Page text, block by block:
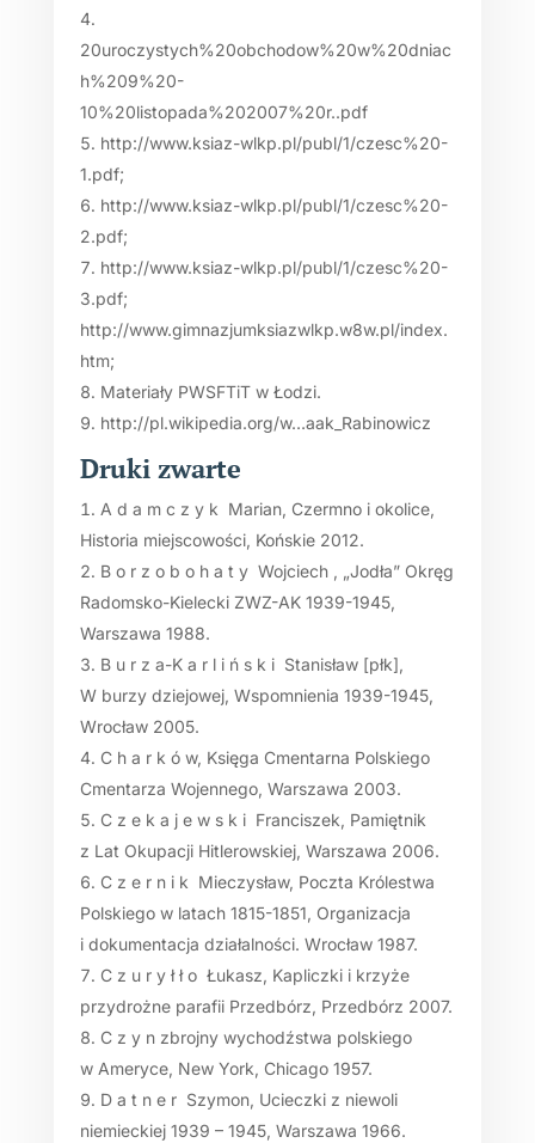
20uroczystych%20obchodow%20w%20dniac
h%209%20-
10%20listopada%202007%20r..pdf
http://www.ksiaz-wlkp.pl/publ/1/czesc%20-
1.pdf;
http://www.ksiaz-wlkp.pl/publ/1/czesc%20-
2.pdf;
http://www.ksiaz-wlkp.pl/publ/1/czesc%20-
3.pdf;
http://www.gimnazjumksiazwlkp.w8w.pl/index.
htm;
Materiały PWSFTiT w Łodzi.
http://pl.wikipedia.org/w…aak_Rabinowicz
Druki zwarte
A d a m c z y k Marian, Czermno i okolice,
Historia miejscowości, Końskie 2012.
B o r z o b o h a t y Wojciech , „Jodła” Okręg
Radomsko-Kielecki ZWZ-AK 1939-1945,
Warszawa 1988.
B u r z a-K a r l i ń s k i Stanisław [płk],
W burzy dziejowej, Wspomnienia 1939-1945,
Wrocław 2005.
C h a r k ó w, Księga Cmentarna Polskiego
Cmentarza Wojennego, Warszawa 2003.
C z e k a j e w s k i Franciszek, Pamiętnik
z Lat Okupacji Hitlerowskiej, Warszawa 2006.
C z e r n i k Mieczysław, Poczta Królestwa
Polskiego w latach 1815-1851, Organizacja
i dokumentacja działalności. Wrocław 1987.
C z u r y ł ł o Łukasz, Kapliczki i krzyże
przydrożne parafii Przedbórz, Przedbórz 2007.
C z y n zbrojny wychodźstwa polskiego
w Ameryce, New York, Chicago 1957.
D a t n e r Szymon, Ucieczki z niewoli
niemieckiej 1939 – 1945, Warszawa 1966.